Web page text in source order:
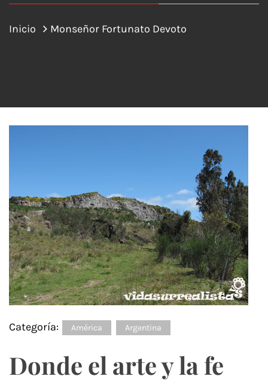
Inicio Monseñor Fortunato Devoto
Categoría: América Argentina
Donde el arte y la fe